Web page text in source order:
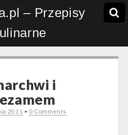
– Przepisy
i
2011 • 0 Comments